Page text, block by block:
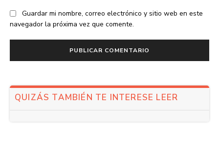
Guardar mi nombre, correo electrónico y sitio web en este
navegador la próxima vez que comente.
QUIZÁS TAMBIÉN TE INTERESE LEER